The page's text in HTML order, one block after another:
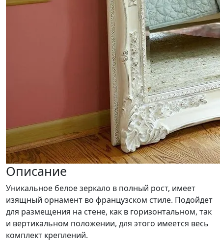
Описание
Уникальное белое зеркало в полный рост, имеет
изящный орнамент во французском стиле. Подойдет
для размещения на стене, как в горизонтальном, так
и вертикальном положении, для этого имеется весь
комплект креплений.